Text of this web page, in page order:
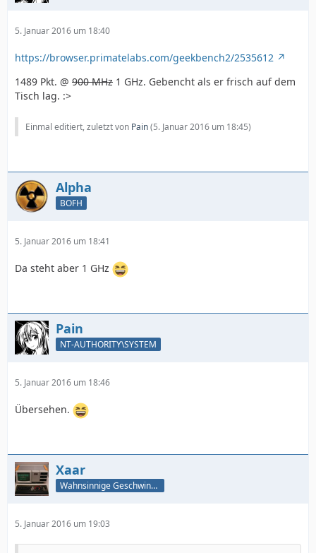
5. Januar 2016 um 18:40
https://browser.primatelabs.com/geekbench2/2535612
1489 Pkt. @ 900 MHz 1 GHz. Gebencht als er frisch auf dem
Tisch lag. :>
Einmal editiert, zuletzt von Pain(5. Januar 2016 um 18:45)
Alpha
BOFH
5. Januar 2016 um 18:41
Da steht aber 1 GHz
Pain
NT-AUTHORITY\SYSTEM
5. Januar 2016 um 18:46
Übersehen.
Xaar
Wahnsinnige Geschwindigkeit - und los!
5. Januar 2016 um 19:03